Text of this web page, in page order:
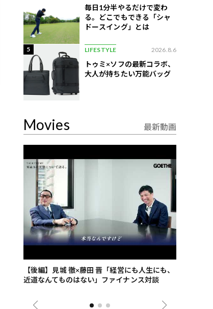
毎日1分半やるだけで変わ
る。どこでもできる「シャ
ドースイング」とは
5 LIFESTYLE 2026.8.6
トゥミ×ソフの最新コラボ、
大人が持ちたい万能バッグ
Movies 最新動画
【後編】見城 徹×藤田 晋「経営にも人生にも、
近道なんてものはない」ファイナンス対談